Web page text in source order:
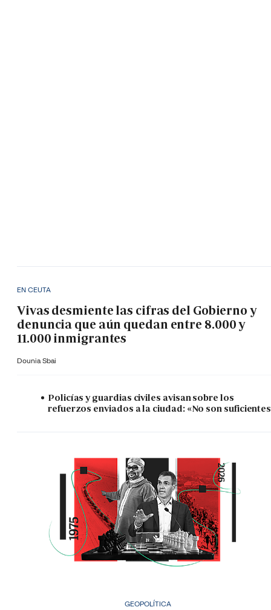
EN CEUTA
Vivas desmiente las cifras del Gobierno y
denuncia que aún quedan entre 8.000 y
11.000 inmigrantes
Dounia Sbai
Policías y guardias civiles avisan sobre los
refuerzos enviados a la ciudad: «No son
GEOPOLÍTICA